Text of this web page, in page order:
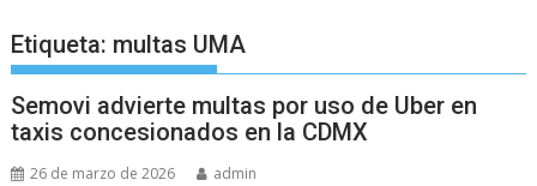
Etiqueta: multas UMA
Semovi advierte multas por uso de Uber en
taxis concesionados en la CDMX
26 de marzo de 2026 admin